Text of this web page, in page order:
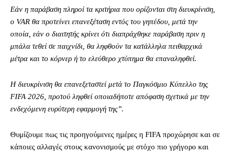
Εάν η παράβαση πληροί τα κριτήρια που ορίζονται στη διευκρίνιση,
ο VAR θα προτείνει επανεξέταση εντός του γηπέδου, μετά την
οποία, εάν ο διαιτητής κρίνει ότι διαπράχθηκε παράβαση πριν η
μπάλα τεθεί σε παιχνίδι, θα ληφθούν τα κατάλληλα πειθαρχικά
μέτρα και το κόρνερ ή το ελεύθερο χτύπημα θα επαναληφθεί.
Η διευκρίνιση θα επανεξεταστεί μετά το Παγκόσμιο Κύπελλο της
FIFA 2026, προτού ληφθεί οποιαδήποτε απόφαση σχετικά με την
ενδεχόμενη ευρύτερη εφαρμογή της”.
Θυμίζουμε πως τις προηγούμενες ημέρες η FIFA προχώρησε και σε
κάποιες αλλαγές στους κανονισμούς με στόχο πιο γρήγορο και